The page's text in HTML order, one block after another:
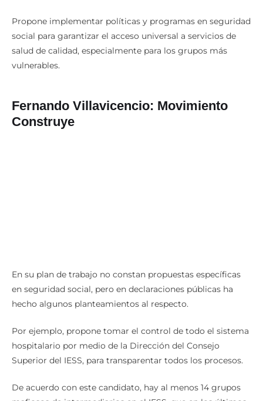
Propone implementar políticas y programas en seguridad
social para garantizar el acceso universal a servicios de
salud de calidad, especialmente para los grupos más
vulnerables.
Fernando Villavicencio: Movimiento
Construye
En su plan de trabajo no constan propuestas específicas
en seguridad social, pero en declaraciones públicas ha
hecho algunos planteamientos al respecto.
Por ejemplo, propone tomar el control de todo el sistema
hospitalario por medio de la Dirección del Consejo
Superior del IESS, para transparentar todos los procesos.
De acuerdo con este candidato, hay al menos 14 grupos